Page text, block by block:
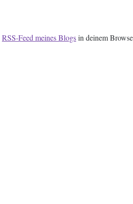
RSS-Feed meines Blogsin deinem